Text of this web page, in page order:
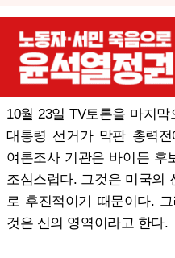
10월 23일 TV토론을 마지
대통령 선거가 막판 총력
여론조사 기관은 바이든 후
조심스럽다. 그것은 미국의
로 후진적이기 때문이다.
것은 신의 영역이라고 한다.